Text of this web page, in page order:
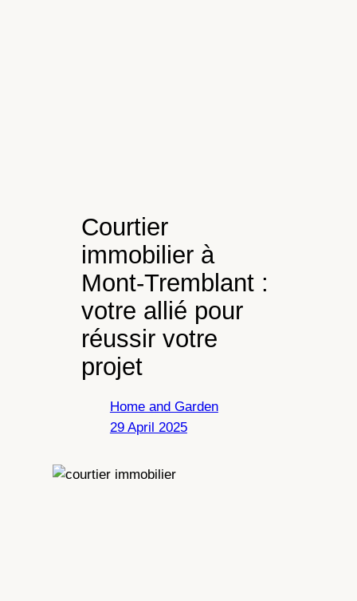
Courtier
immobilier à
Mont-Tremblant :
votre allié pour
réussir votre
projet
Home and Garden
29 April 2025